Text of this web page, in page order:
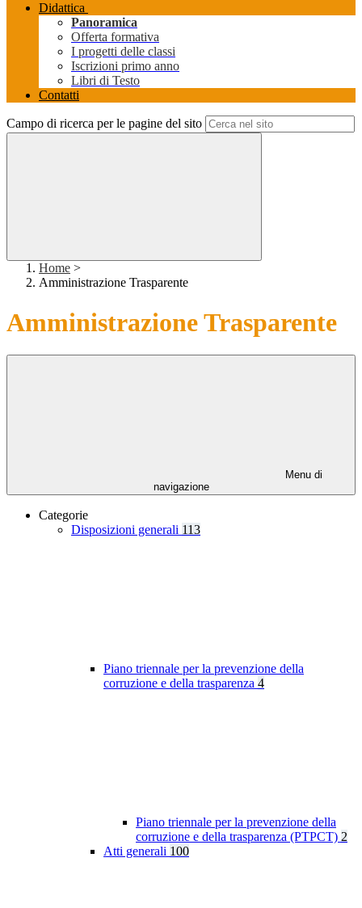
Didattica
Panoramica
Offerta formativa
I progetti delle classi
Iscrizioni primo anno
Libri di Testo
Contatti
Campo di ricerca per le pagine del sito
Home >
Amministrazione Trasparente
Amministrazione Trasparente
Menu di
navigazione
Categorie
Disposizioni generali 113
Piano triennale per la prevenzione della
corruzione e della trasparenza 4
Piano triennale per la prevenzione della
corruzione e della trasparenza (PTPCT) 2
Atti generali 100